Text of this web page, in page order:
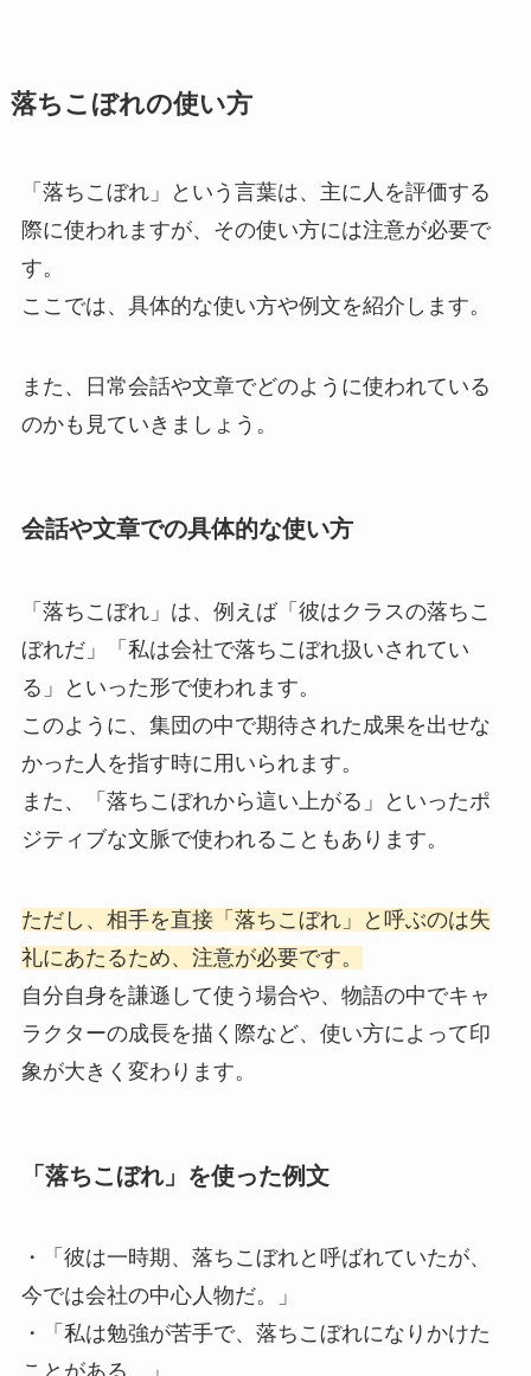
落ちこぼれの使い方
「落ちこぼれ」という言葉は、主に人を評価する
際に使われますが、その使い方には注意が必要で
す。
ここでは、具体的な使い方や例文を紹介します。
また、日常会話や文章でどのように使われている
のかも見ていきましょう。
会話や文章での具体的な使い方
「落ちこぼれ」は、例えば「彼はクラスの落ちこ
ぼれだ」「私は会社で落ちこぼれ扱いされてい
る」といった形で使われます。
このように、集団の中で期待された成果を出せな
かった人を指す時に用いられます。
また、「落ちこぼれから這い上がる」といったポ
ジティブな文脈で使われることもあります。
ただし、相手を直接「落ちこぼれ」と呼ぶのは失
礼にあたるため、注意が必要です。
自分自身を謙遜して使う場合や、物語の中でキャ
ラクターの成長を描く際など、使い方によって印
象が大きく変わります。
「落ちこぼれ」を使った例文
・「彼は一時期、落ちこぼれと呼ばれていたが、
今では会社の中心人物だ。」
・「私は勉強が苦手で、落ちこぼれになりかけた